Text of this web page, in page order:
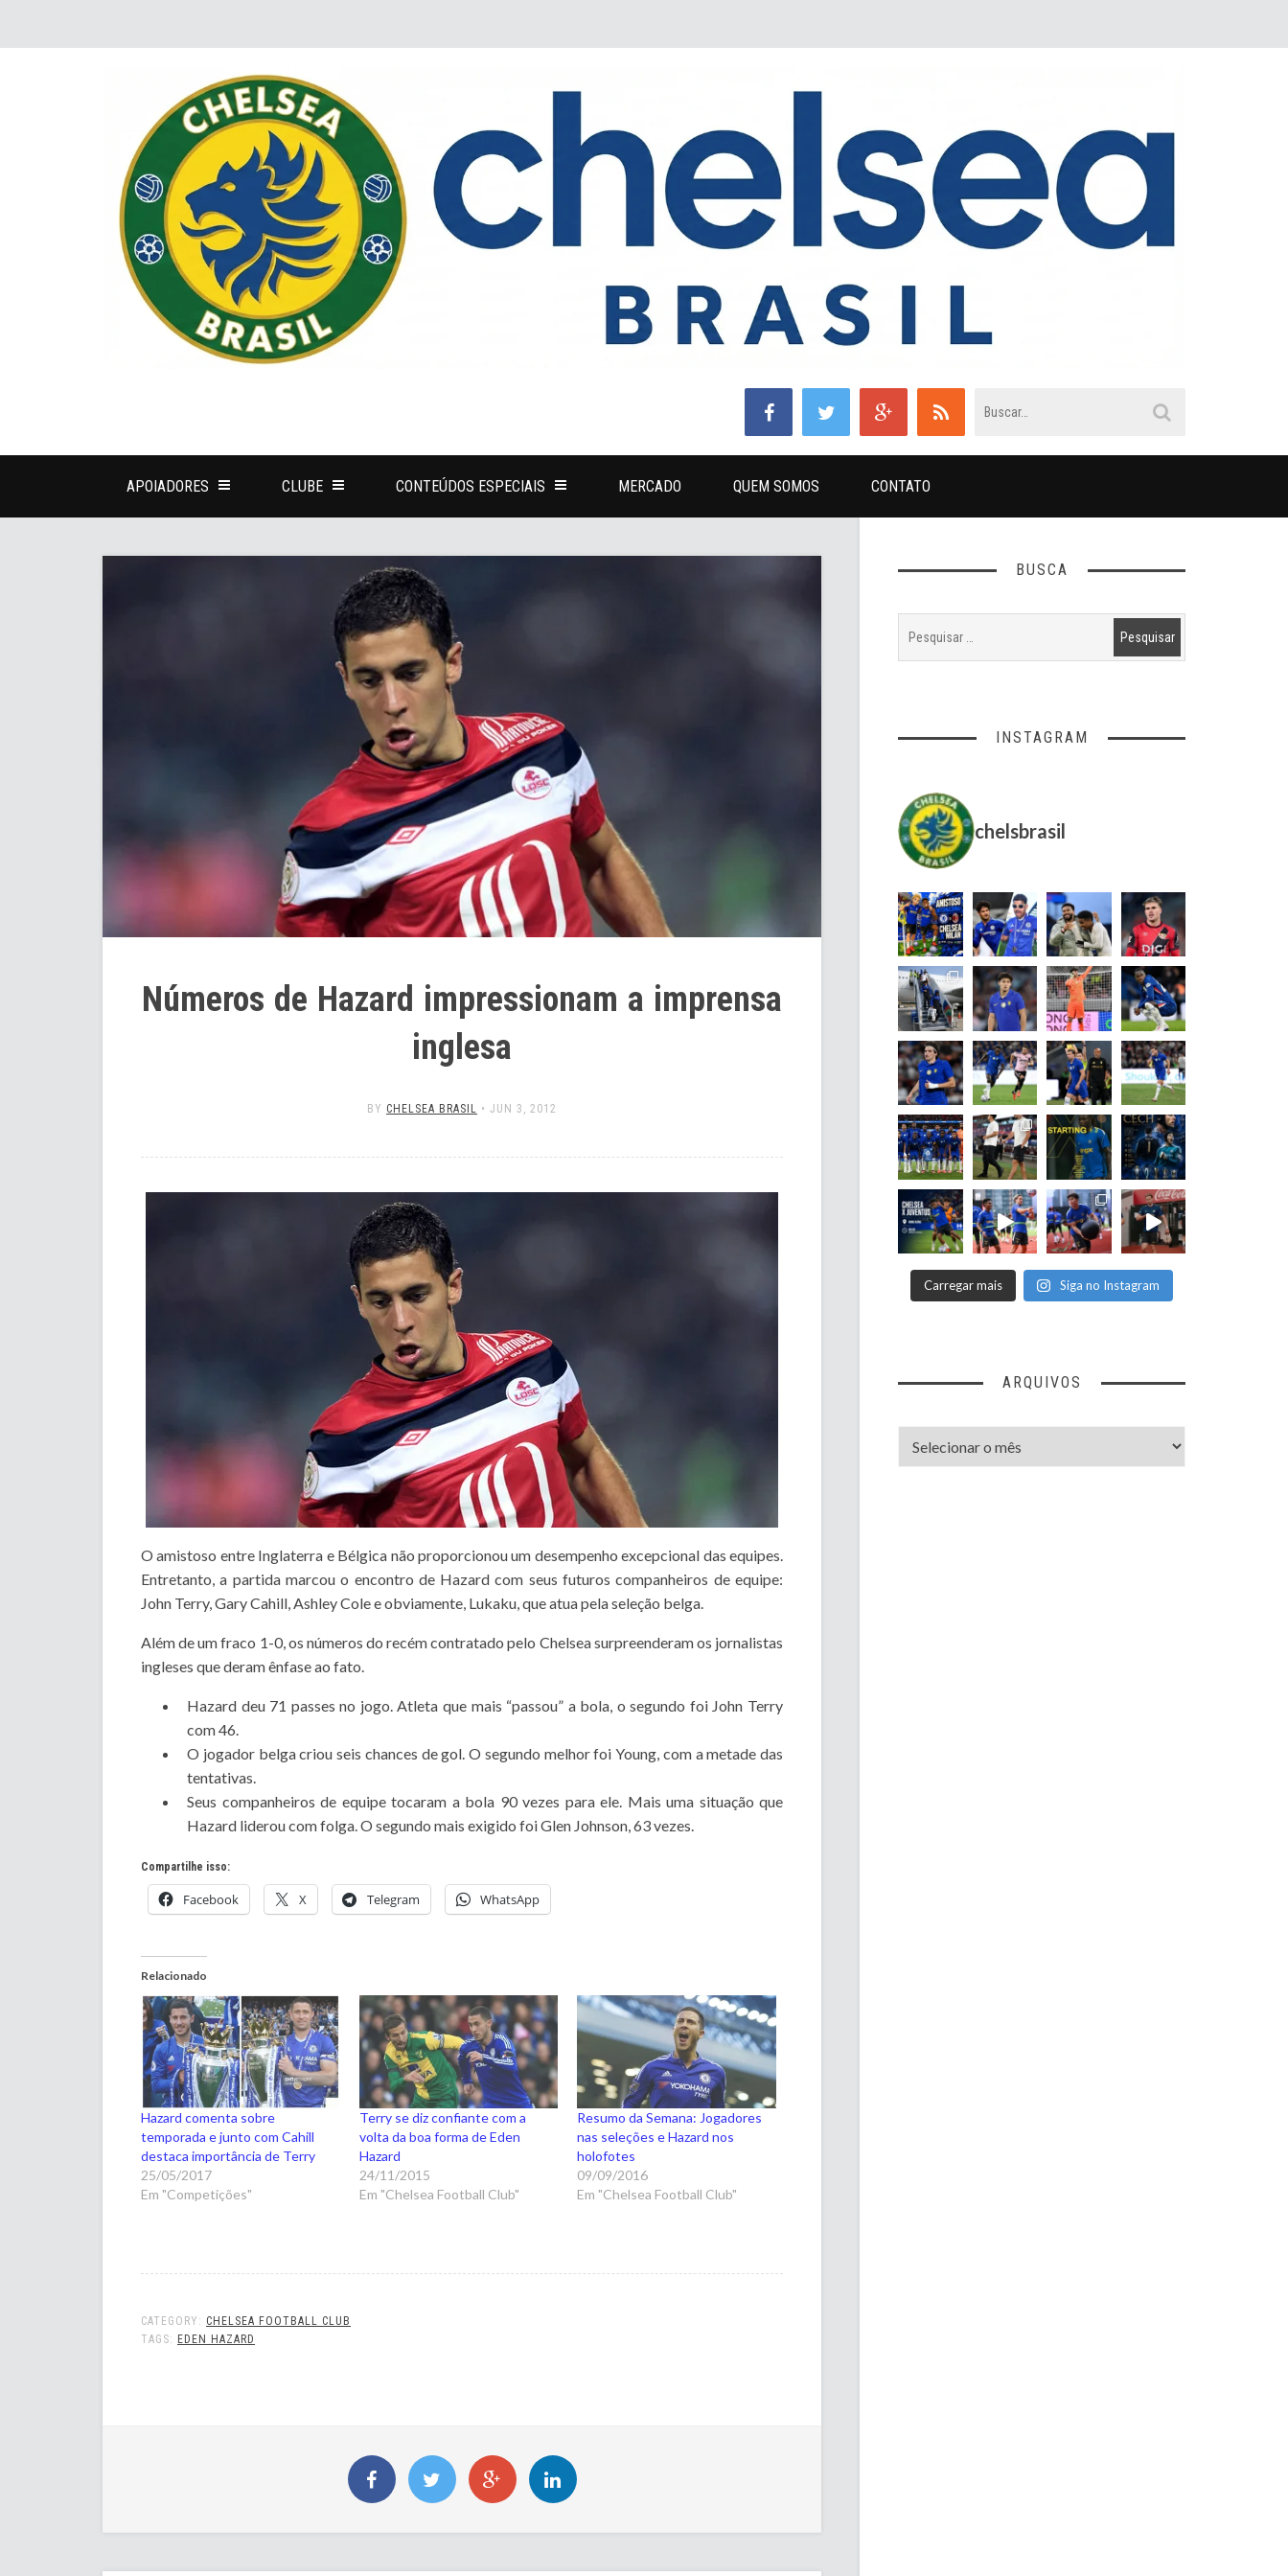
APOIADORES CLUBE CONTEÚDOS ESPECIAIS MERCADO QUEM SOMOS CONTATO
Números de Hazard impressionam a imprensa
inglesa
BY CHELSEA BRASIL • JUN 3, 2012
O amistoso entre Inglaterra e Bélgica não proporcionou um desempenho excepcional das equipes.
Entretanto, a partida marcou o encontro de Hazard com seus futuros companheiros de equipe:
John Terry, Gary Cahill, Ashley Cole e obviamente, Lukaku, que atua pela seleção belga.
Além de um fraco 1-0, os números do recém contratado pelo Chelsea surpreenderam os jornalistas
ingleses que deram ênfase ao fato.
Hazard deu 71 passes no jogo. Atleta que mais “passou” a bola, o segundo foi John Terry
com 46.
O jogador belga criou seis chances de gol. O segundo melhor foi Young, com a metade das
tentativas.
Seus companheiros de equipe tocaram a bola 90 vezes para ele. Mais uma situação que
Hazard liderou com folga. O segundo mais exigido foi Glen Johnson, 63 vezes.
Compartilhe isso:
Facebook X Telegram WhatsApp
Relacionado
Hazard comenta sobre
temporada e junto com Cahill
destaca importância de Terry
25/05/2017
Em "Competições"
Terry se diz confiante com a
volta da boa forma de Eden
Hazard
24/11/2015
Em "Chelsea Football Club"
Resumo da Semana: Jogadores
nas seleções e Hazard nos
holofotes
09/09/2016
Em "Chelsea Football Club"
CATEGORY: CHELSEA FOOTBALL CLUB
TAGS: EDEN HAZARD
BUSCA
INSTAGRAM
chelsbrasil
Carregar mais Siga no Instagram
ARQUIVOS